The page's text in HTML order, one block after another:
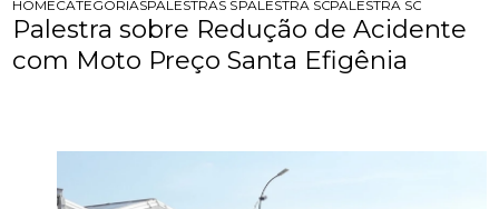
HOMECATEGORIASPALESTRAS SOBRE TRANSITO
PALESTRA SOBRE COMO EVITAR
PALESTRA SOBRE
Palestra sobre Redução de Acidente
com Moto Preço Santa Efigênia